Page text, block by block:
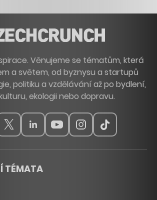
Věnujeme se tématům, která
a světem, od byznysu a startupů
politiku a vzdělávání až po bydlení,
ekologii nebo dopravu.
TÉMATA